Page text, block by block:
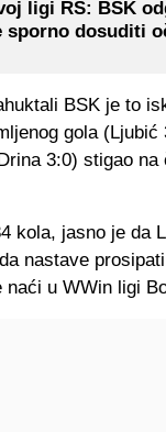
ligi RS: BSK
sporno dosuditi
BSK je to
gola (Ljubić
3:0) stigao na
kola, jasno je da
nastave
naći u WWin ligi